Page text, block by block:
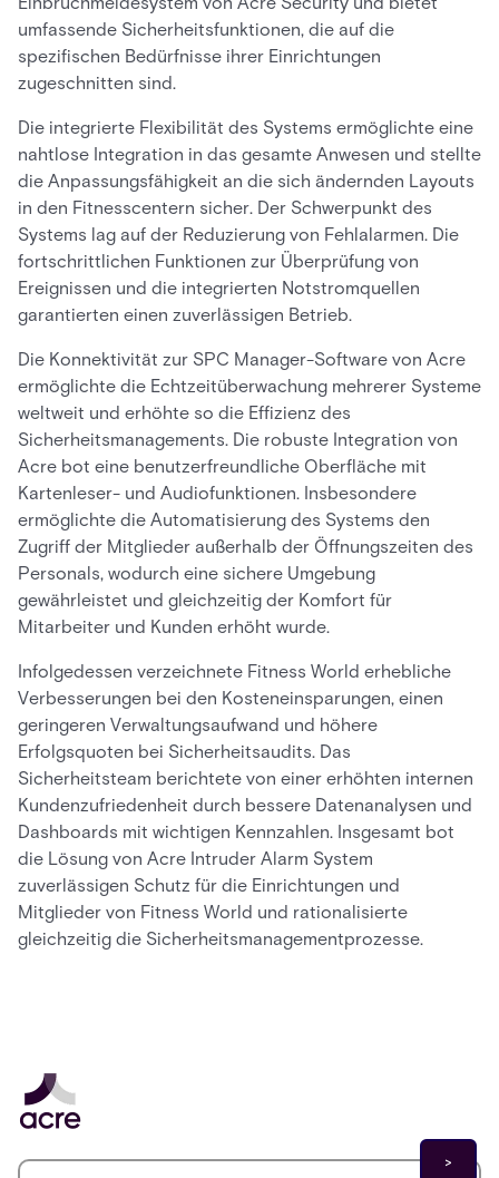
umfassende Sicherheitsfunktionen, die auf die
spezifischen Bedürfnisse ihrer Einrichtungen
zugeschnitten sind.
Die integrierte Flexibilität des Systems ermöglichte eine
nahtlose Integration in das gesamte Anwesen und stellte
die Anpassungsfähigkeit an die sich ändernden Layouts
in den Fitnesscentern sicher. Der Schwerpunkt des
Systems lag auf der Reduzierung von Fehlalarmen. Die
fortschrittlichen Funktionen zur Überprüfung von
Ereignissen und die integrierten Notstromquellen
garantierten einen zuverlässigen Betrieb.
Die Konnektivität zur SPC Manager-Software von Acre
ermöglichte die Echtzeitüberwachung mehrerer Systeme
weltweit und erhöhte so die Effizienz des
Sicherheitsmanagements. Die robuste Integration von
Acre bot eine benutzerfreundliche Oberfläche mit
Kartenleser- und Audiofunktionen. Insbesondere
ermöglichte die Automatisierung des Systems den
Zugriff der Mitglieder außerhalb der Öffnungszeiten des
Personals, wodurch eine sichere Umgebung
gewährleistet und gleichzeitig der Komfort für
Mitarbeiter und Kunden erhöht wurde.
Infolgedessen verzeichnete Fitness World erhebliche
Verbesserungen bei den Kosteneinsparungen, einen
geringeren Verwaltungsaufwand und höhere
Erfolgsquoten bei Sicherheitsaudits. Das
Sicherheitsteam berichtete von einer erhöhten internen
Kundenzufriedenheit durch bessere Datenanalysen und
Dashboards mit wichtigen Kennzahlen. Insgesamt bot
die Lösung von Acre Intruder Alarm System
zuverlässigen Schutz für die Einrichtungen und
Mitglieder von Fitness World und rationalisierte
gleichzeitig die Sicherheitsmanagementprozesse.